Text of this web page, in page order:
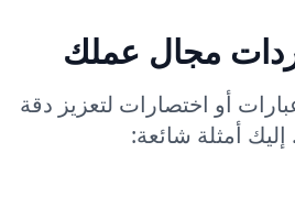
مجال عملك
أو اختصارات لتعزيز دقة
أمثلة شائعة: